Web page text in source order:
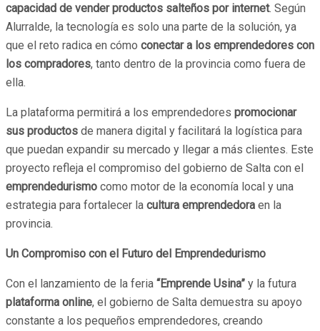
capacidad de vender productos salteños por internet. Según
Alurralde, la tecnología es solo una parte de la solución, ya
que el reto radica en cómo conectar a los emprendedores con
los compradores, tanto dentro de la provincia como fuera de
ella.
La plataforma permitirá a los emprendedores promocionar
sus productos de manera digital y facilitará la logística para
que puedan expandir su mercado y llegar a más clientes. Este
proyecto refleja el compromiso del gobierno de Salta con el
emprendedurismo como motor de la economía local y una
estrategia para fortalecer la cultura emprendedora en la
provincia.
Un Compromiso con el Futuro del Emprendedurismo
Con el lanzamiento de la feria “Emprende Usina” y la futura
plataforma online, el gobierno de Salta demuestra su apoyo
constante a los pequeños emprendedores, creando